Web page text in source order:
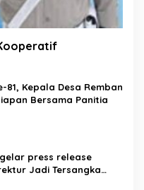
81, Kepala Desa Remban
Bersama Panitia
press release
Jadi Tersangka
Bus ALS dan